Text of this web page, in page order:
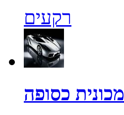
רקעים
מכונית כסופה